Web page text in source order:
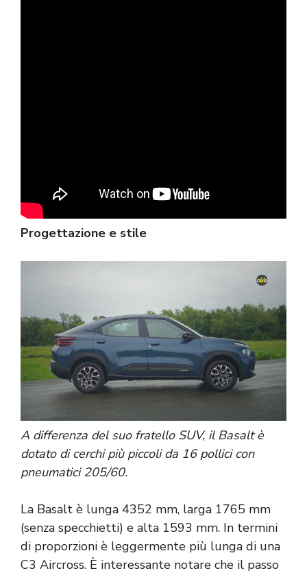
Progettazione e stile
A differenza del suo fratello SUV, il Basalt è
dotato di cerchi più piccoli da 16 pollici con
pneumatici 205/60.
La Basalt è lunga 4352 mm, larga 1765 mm
(senza specchietti) e alta 1593 mm. In termini
di proporzioni è leggermente più lunga di una
C3 Aircross. È interessante notare che il passo